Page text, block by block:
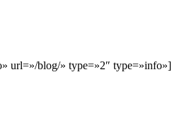
url=»/blog/» type=»2″ type=»info»]